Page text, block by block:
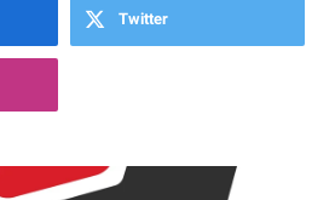
Twitter